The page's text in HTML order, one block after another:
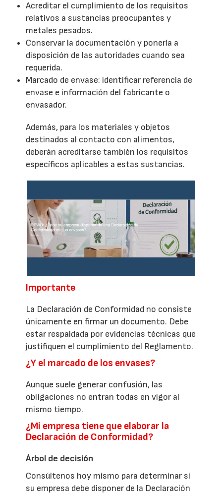
Acreditar el cumplimiento de los requisitos
relativos a sustancias preocupantes y
metales pesados.
Conservar la documentación y ponerla a
disposición de las autoridades cuando sea
requerida.
Marcado de envase: identificar referencia de
envase e información del fabricante o
envasador.
Además, para los materiales y objetos
destinados al contacto con alimentos,
deberán acreditarse también los requisitos
específicos aplicables a estas sustancias.
Importante
La Declaración de Conformidad no consiste
únicamente en firmar un documento. Debe
estar respaldada por evidencias técnicas que
justifiquen el cumplimiento del Reglamento.
¿Y el marcado de los envases?
Aunque suele generar confusión, las
obligaciones no entran todas en vigor al
mismo tiempo.
¿Mi empresa tiene que elaborar la
Declaración de Conformidad?
Árbol de decisión
Consúltenos hoy mismo para determinar si
su empresa debe disponer de la Declaración